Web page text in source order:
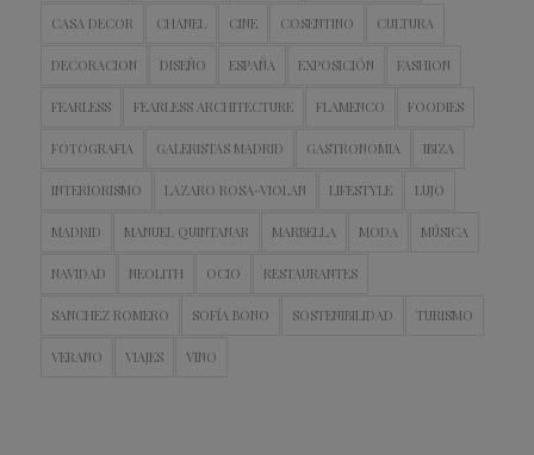
CASA DECOR CHANEL CINE COSENTINO CULTURA
DECORACION DISEÑO ESPAÑA EXPOSICIÓN FASHION
FEARLESS FEARLESS ARCHITECTURE FLAMENCO FOODIES
FOTOGRAFIA GALERISTAS MADRID GASTRONOMIA IBIZA
INTERIORISMO LAZARO ROSA-VIOLAN LIFESTYLE LUJO
MADRID MANUEL QUINTANAR MARBELLA MODA MÚSICA
NAVIDAD NEOLITH OCIO RESTAURANTES
SANCHEZ ROMERO SOFÍA BONO SOSTENIBILIDAD TURISMO
VERANO VIAJES VINO